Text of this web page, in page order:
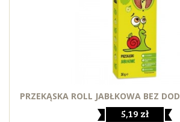
PRZEKĄSKA ROLL JABŁKOWA BEZ
5,19 zł